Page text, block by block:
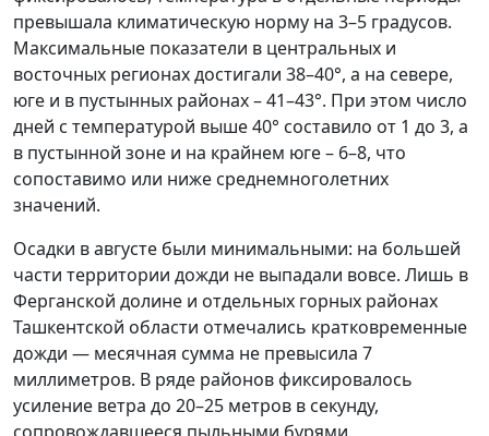
превышала климатическую норму на 3–5 градусов.
Максимальные показатели в центральных и
восточных регионах достигали 38–40°, а на севере,
юге и в пустынных районах – 41–43°. При этом число
дней с температурой выше 40° составило от 1 до 3, а
в пустынной зоне и на крайнем юге – 6–8, что
сопоставимо или ниже среднемноголетних
значений.
Осадки в августе были минимальными: на большей
части территории дожди не выпадали вовсе. Лишь в
Ферганской долине и отдельных горных районах
Ташкентской области отмечались кратковременные
дожди — месячная сумма не превысила 7
миллиметров. В ряде районов фиксировалось
усиление ветра до 20–25 метров в секунду,
сопровождавшееся пыльными бурями.